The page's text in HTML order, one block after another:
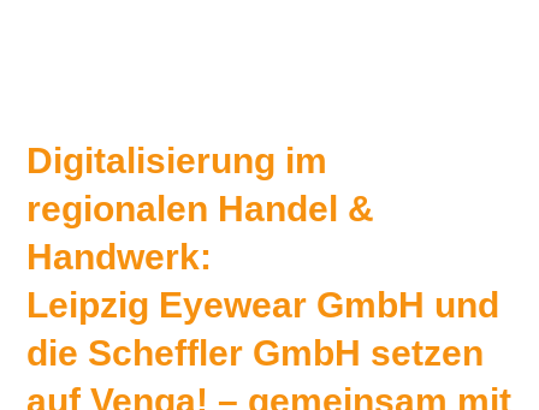
Digitalisierung im
regionalen Handel &
Handwerk:
Leipzig Eyewear GmbH und
die Scheffler GmbH setzen
auf Venga! – gemeinsam mit